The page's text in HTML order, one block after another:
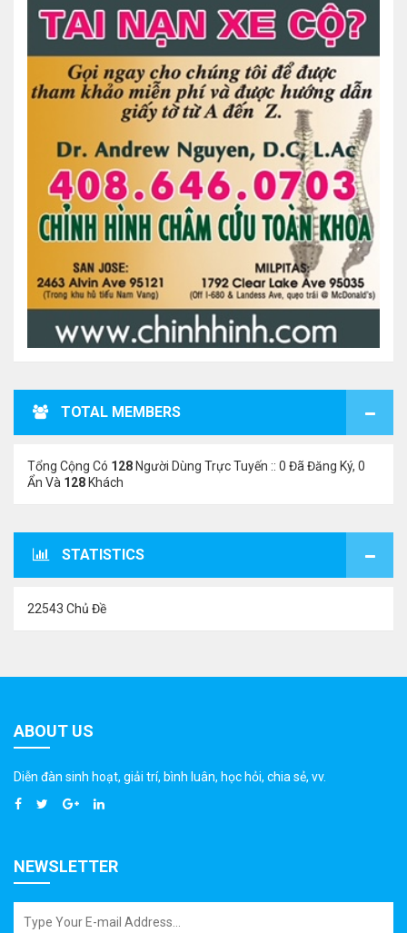
TOTAL MEMBERS
Tổng Cộng Có 128 Người Dùng Trực Tuyến :: 0 Đã Đăng Ký, 0
Ẩn Và 128 Khách
STATISTICS
22543 Chủ Đề
ABOUT US
Diễn đàn sinh hoạt, giải trí, bình luân, học hỏi, chia sẻ, vv.
NEWSLETTER